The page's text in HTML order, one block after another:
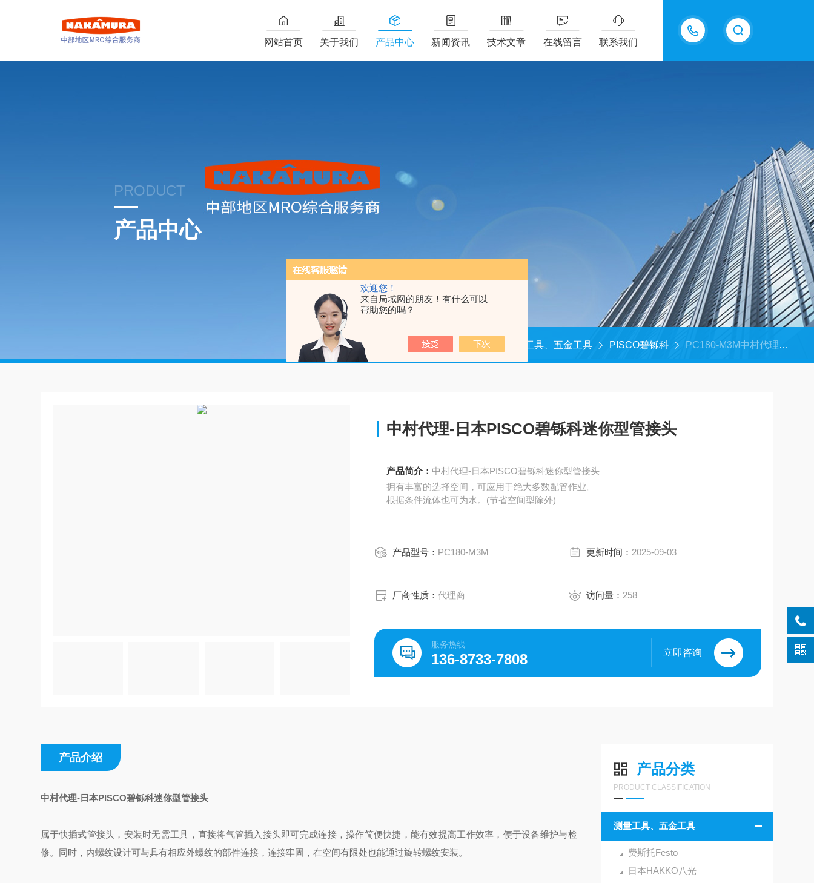
欢迎您！
来自局域网的朋友！有什么可以
帮助您的吗？
13687337808
网站首页 关于我们 产品中心 新闻资讯 技术文章 在线留言 联系我们
PRODUCT
产品中心
首页 产品中心 测量工具、五金工具 PISCO碧铄科 PC180-M3M中村代理-日本PISCO碧铄科迷你型管接头
中村代理-日本PISCO碧铄科迷你型管接头
产品简介： 中村代理-日本PISCO碧铄科迷你型管接头
拥有丰富的选择空间，可应用于绝大多数配管作业。
根据条件流体也可为水。(节省空间型除外)
产品型号： PC180-M3M 更新时间： 2025-09-03
厂商性质：代理商 访问量： 258
服务热线
136-8733-7808 立即咨询
产品分类
PRODUCT CLASSIFICATION
测量工具、五金工具
费斯托Festo
日本HAKKO八光
产品介绍
中村代理-日本PISCO碧铄科迷你型管接头
属于快插式管接头，安装时无需工具，直接将气管插入接头即可完成连接，操作简便快捷，能有效提高工作效率，便于设备维护与检
修。同时，内螺纹设计可与具有相应外螺纹的部件连接，连接牢固，在空间有限处也能通过旋转螺纹安装。